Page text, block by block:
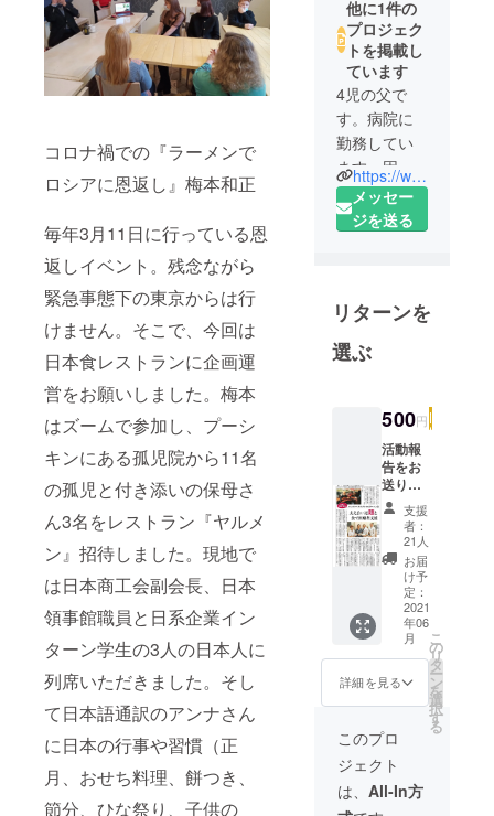
コロナ禍での『ラーメンで
ロシアに恩返し』梅本和正
毎年3月11日に行っている恩
返しイベント。残念ながら
緊急事態下の東京からは行
けません。そこで、今回は
日本食レストランに企画運
営をお願いしました。梅本
はズームで参加し、プーシ
キンにある孤児院から11名
の孤児と付き添いの保母さ
ん3名をレストラン『ヤルメ
ン』招待しました。現地で
は日本商工会副会長、日本
領事館職員と日系企業イン
ターン学生の3人の日本人に
列席いただきました。そし
て日本語通訳のアンナさん
に日本の行事や習慣（正
月、おせち料理、餅つき、
節分、ひな祭り、子供の
他に1件の
プロジェク
トを掲載し
ています
4児の父で
す。病院に
勤務してい
ます。困っ
ている人を
見ると放っ
が大好きで
す。好きが
高じて、仲
NPO（非営
利活動法
人）も設立
しました。
もちろん活
動費は持ち
出しです。
でも、喜ん
でもらえれ
ば嬉しいの
https://www.npo-homepage.go.jp/npoportal/detail/103011131
メッセー
ジを送る
リターンを
選ぶ
500円
活動報
告をお
送りし
ます。
支援
者：
21人
お届
け予
定：
2021
年06
月
詳細を見る
こ
の
リ
タ
ー
ン
を
選
択
す
る
このプロ
ジェクト
は、 All-In方